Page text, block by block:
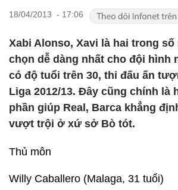
18/04/2013 - 17:06
Xabi Alonso, Xavi là hai trong
chọn dễ dàng nhất cho đội hình
có độ tuổi trên 30, thi đấu ấn
Liga 2012/13. Đây cũng chính là
phần giúp Real, Barca khẳng
vượt trội ở xứ sở Bò tót.
Thủ môn
Willy Caballero (Malaga, 31 tuổi)